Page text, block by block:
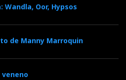
Wandla, Oor, Hypsos
de Manny Marroquin
veneno